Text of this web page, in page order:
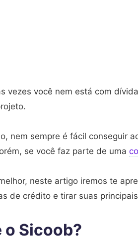
vezes você nem está com
nem sempre é fácil conseguir
se você faz parte de uma
neste artigo iremos te
de crédito e tirar suas
o Sicoob?